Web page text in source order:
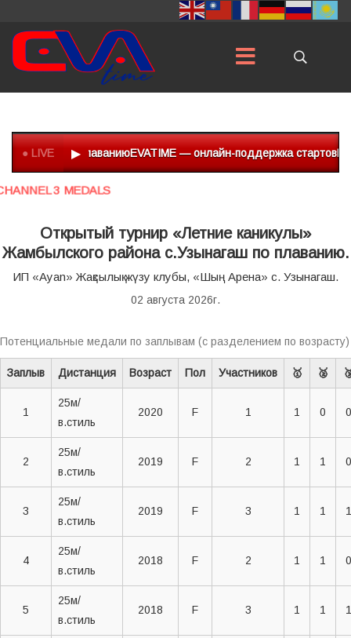
● LIVE ▶
Турниры по плаваниюEVATIME — онлайн-поддержка стартов
3 MEDALS
Открытый турнир «Летние каникулы»
Жамбылского района с.Узынагаш по плаванию.
ИП «Ayan» Жақсылық жүзу клубы, «Шың Арена» с. Узынагаш.
02 августа 2026г.
Потенциальные медали по заплывам (с разделением по возрасту)
Заплыв Дистанция Возраст Пол Участников 🥇 🥈
1
25м/
в.стиль
2020 F 1 1 0 0
2
25м/
в.стиль
2019 F 2 1 1 0
3
25м/
в.стиль
2019 F 3 1 1 1
4
25м/
в.стиль
2018 F 2 1 1 0
5
25м/
в.стиль
2018 F 3 1 1 1